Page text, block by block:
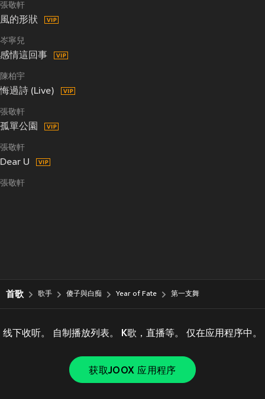
張敬軒
風的形狀
岑寧兒
感情這回事
陳柏宇
悔過詩 (Live)
張敬軒
孤單公園
張敬軒
Dear U
張敬軒
首歌 歌手 傻子與白痴 Year of Fate 第一支舞
线下收听。 自制播放列表。 K歌，直播等。 仅在应用程序中。
获取JOOX 应用程序